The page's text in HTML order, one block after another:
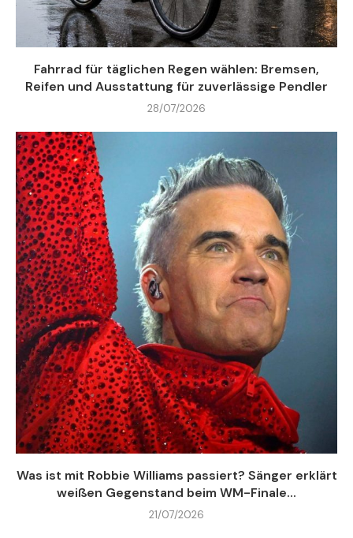
Fahrrad für täglichen Regen wählen: Bremsen,
Reifen und Ausstattung für zuverlässige Pendler
28/07/2026
Was ist mit Robbie Williams passiert? Sänger erklärt
weißen Gegenstand beim WM-Finale...
21/07/2026